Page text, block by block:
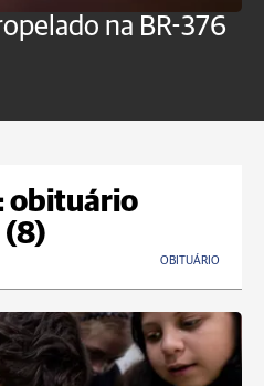
na BR-376
obituário
(8)
OBITUÁRIO